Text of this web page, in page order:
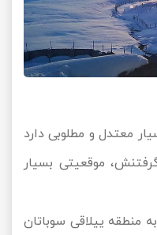
معتدل و مطلوبی دارد
موقعیتی بسیار
منطقه ییلاقی سوباتان